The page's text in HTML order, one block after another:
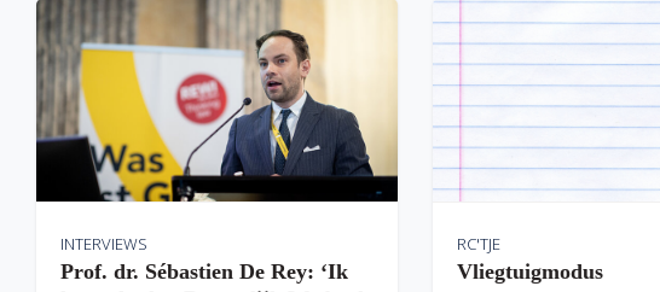
INTERVIEWS
Prof. dr. Sébastien De Rey: ‘Ik
RC'TJE
Vliegtuigmodus